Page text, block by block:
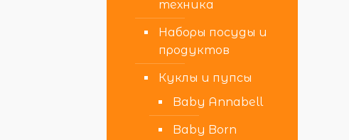
техника
Наборы посуды и
продуктов
Куклы и пупсы
Baby Annabell
Baby Born